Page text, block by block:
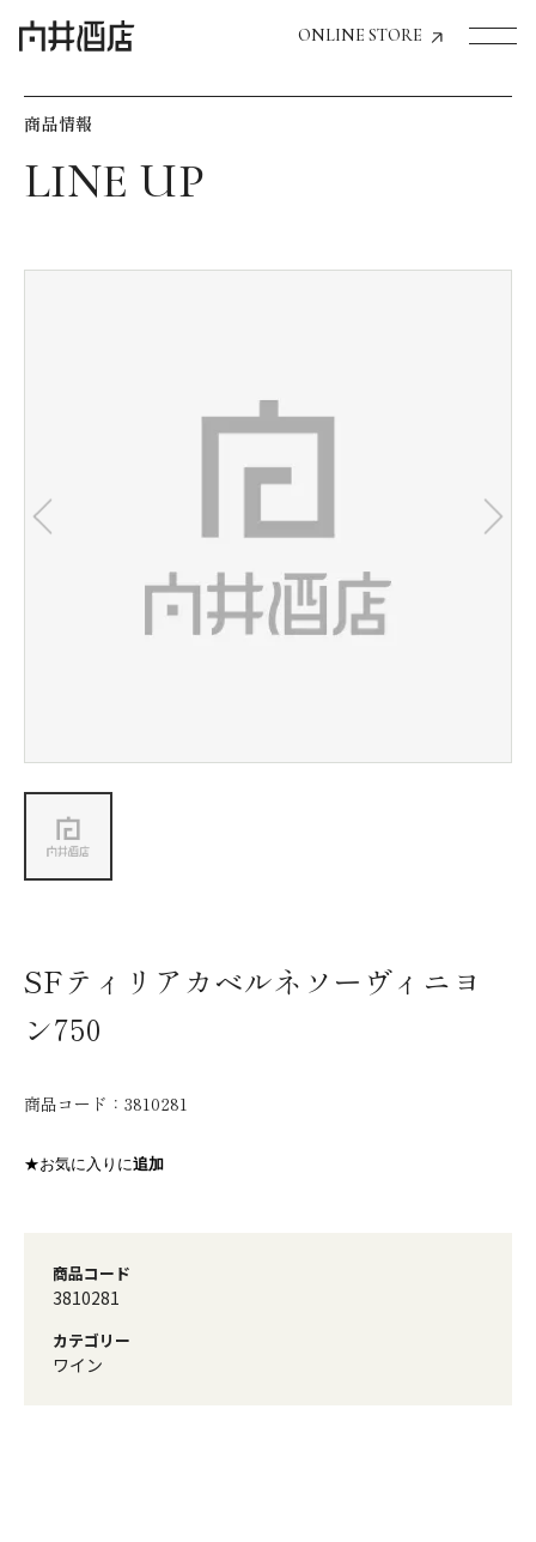
ONLINE STORE
飲食店経営のお客様
お気に入り機能の活用方法
会社情報
商品情報
SFティリアカベルネソーヴィニヨ
ン750
商品コード： 3810281
★お気に入りに追加
商品コード
3810281
カテゴリー
ワイン